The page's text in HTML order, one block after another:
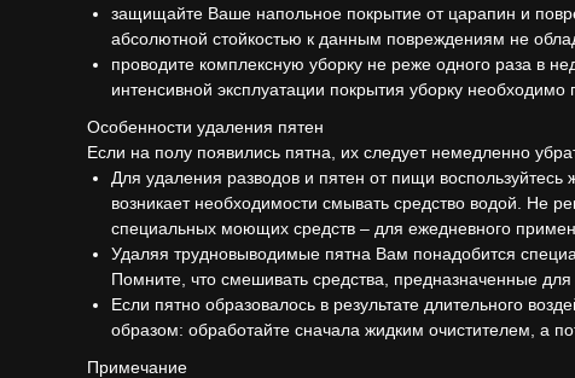
защищайте Ваше напольное покрытие от царапин и
абсолютной стойкостью к данным повреждениям не
проводите комплексную уборку не реже одного раза в
интенсивной эксплуатации покрытия уборку необходимо
Особенности удаления пятен
Если на полу появились пятна, их следует немедленно
Для удаления разводов и пятен от пищи
возникает необходимости смывать средство водой. Не
специальных моющих средств – для ежедневного
Удаляя трудновыводимые пятна Вам понадобится
Помните, что смешивать средства, предназначенные для
Если пятно образовалось в результате длительного
образом: обработайте сначала жидким очистителем, а
Примечание